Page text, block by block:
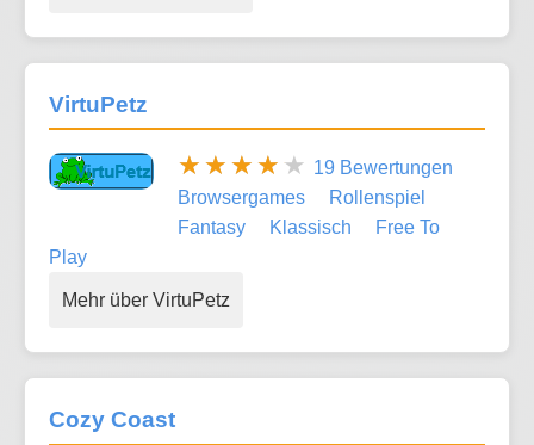
VirtuPetz
19 Bewertungen
Browsergames
Rollenspiel
Fantasy
Klassisch
Free To
Play
Mehr über VirtuPetz
Cozy Coast